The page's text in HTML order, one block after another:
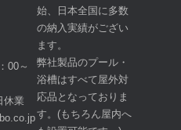
00～
休業
始、日本全国に多数
の納入実績がござい
ます。
弊社製品のプール・
浴槽はすべて屋外対
応品となっておりま
す。(もちろん屋内へ